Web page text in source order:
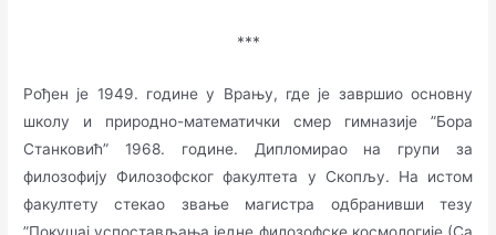
***
Рођен је 1949. године у Врању, где је завршио основну
школу и природно-математички смер гимназије ”Бора
Станковић” 1968. године. Дипломирао на групи за
филозофију Филозофског факултета у Скопљу. На истом
факултету стекао звање магистра одбранивши тезу
”Покушај успостављања једне филозофске космологије (Са